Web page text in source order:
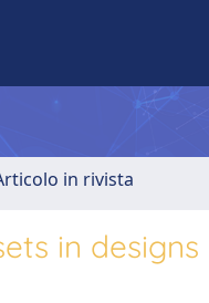
in rivista
in designs